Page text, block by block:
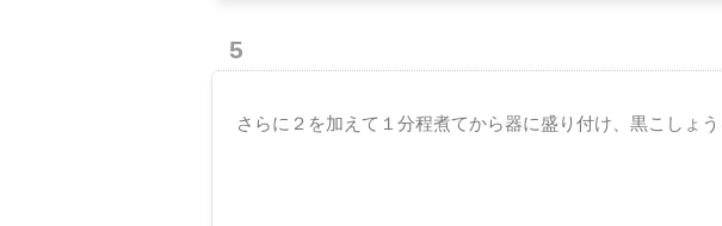
5
さらに２を加えて１分程煮てから器に盛り付け、黒こしょう